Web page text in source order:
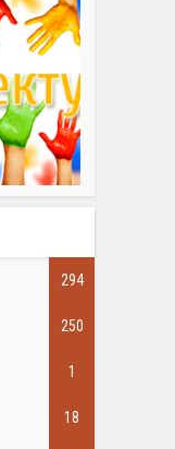
294
250
1
18